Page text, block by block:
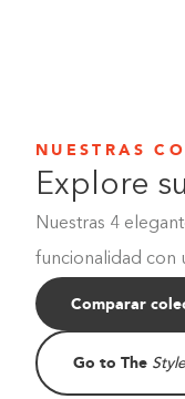
NUESTRAS
Explore
Nuestras 4
funcionalidad con
Comparar
Go to The Style